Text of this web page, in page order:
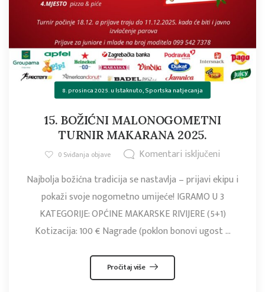
8. prosinca 2025.u Istaknuto,Sportska natjecanja
15. BOŽIĆNI MALONOGOMETNI
TURNIR MAKARANA 2025.
0Sviđanja objave
Komentari isključeni
Najbolja božićna tradicija se nastavlja – prijavi ekipu i
pokaži svoje nogometno umijeće! IGRAMO U 3
KATEGORIJE: OPĆINE MAKARSKE RIVIJERE (5+1)
Kotizacija: 100 € Nagrade (poklon bonovi ugost ...
Pročitaj više